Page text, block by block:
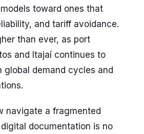
toward ones that
and tariff avoidance.
than ever, as port
and Itajaí continues to
global demand cycles and
navigate a fragmented
documentation is no